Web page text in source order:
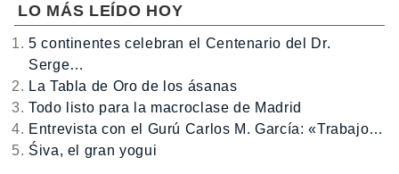
LO MÁS LEÍDO HOY
5 continentes celebran el Centenario del Dr.
Serge…
La Tabla de Oro de los ásanas
Todo listo para la macroclase de Madrid
Entrevista con el Gurú Carlos M. García: «Trabajo…
Śiva, el gran yogui